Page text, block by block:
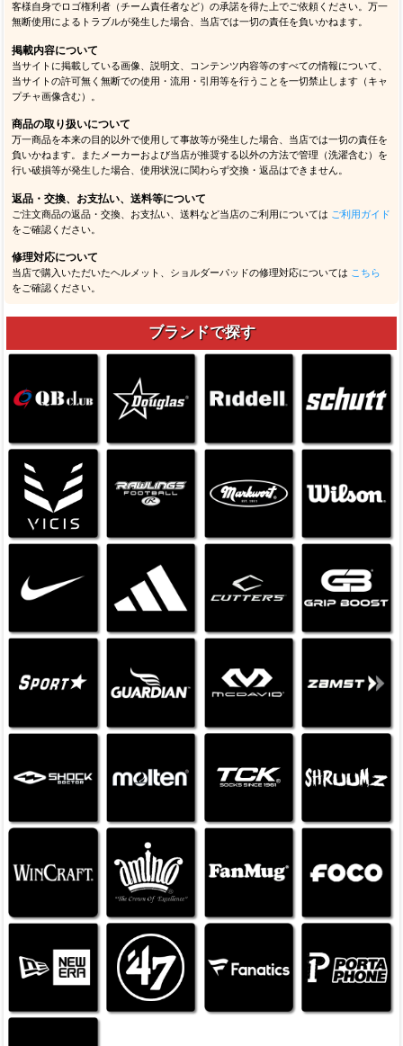
客様自身でロゴ権利者（チーム責任者など）の承諾を得た上でご依頼ください。万一
無断使用によるトラブルが発生した場合、当店では一切の責任を負いかねます。
掲載内容について
当サイトに掲載している画像、説明文、コンテンツ内容等のすべての情報について、
当サイトの許可無く無断での使用・流用・引用等を行うことを一切禁止します（キャ
プチャ画像含む）。
商品の取り扱いについて
万一商品を本来の目的以外で使用して事故等が発生した場合、当店では一切の責任を
負いかねます。またメーカーおよび当店が推奨する以外の方法で管理（洗濯含む）を
行い破損等が発生した場合、使用状況に関わらず交換・返品はできません。
返品・交換、お支払い、送料等について
ご注文商品の返品・交換、お支払い、送料など当店のご利用については ご利用ガイド
をご確認ください。
修理対応について
当店で購入いただいたヘルメット、ショルダーパッドの修理対応については こちら
をご確認ください。
ブランドで探す